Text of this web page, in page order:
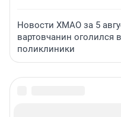
Новости ХМАО за 5
вартовчанин оголился
поликлиники